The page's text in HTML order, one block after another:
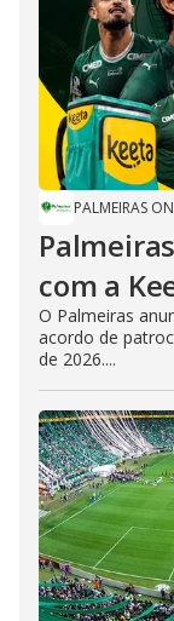
PALMEIRAS
com a
O Palmeiras
acordo de
de 2026....